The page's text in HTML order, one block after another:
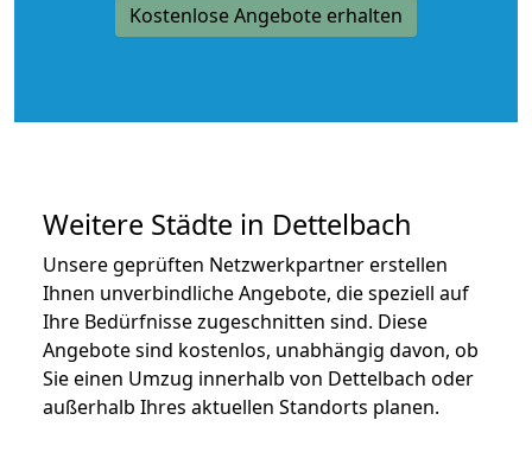
Kostenlose Angebote erhalten
Weitere Städte in Dettelbach
Unsere geprüften Netzwerkpartner erstellen
Ihnen unverbindliche Angebote, die speziell auf
Ihre Bedürfnisse zugeschnitten sind. Diese
Angebote sind kostenlos, unabhängig davon, ob
Sie einen Umzug innerhalb von Dettelbach oder
außerhalb Ihres aktuellen Standorts planen.